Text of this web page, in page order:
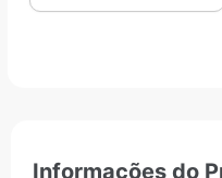
Informações do